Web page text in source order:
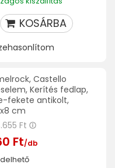
KOSÁRBA
Castello
Kerítés fedlap,
fekete antikolt,
cm
Ft
Ft/db